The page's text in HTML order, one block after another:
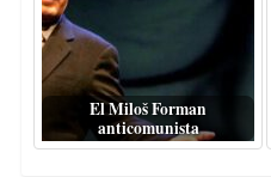
El Miloš Forman
anticomunista